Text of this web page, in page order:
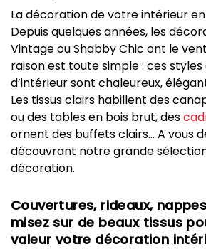
La décoration de votre intérieur
Depuis quelques années, les
Vintage ou Shabby Chic ont le
raison est toute simple : ces
d’intérieur sont chaleureux,
Les tissus clairs habillent des
ou des tables en bois brut, des
ornent des buffets clairs… A vous
découvrant notre grande
décoration.
Couvertures, rideaux,
misez sur de beaux tissus
valeur votre décoration